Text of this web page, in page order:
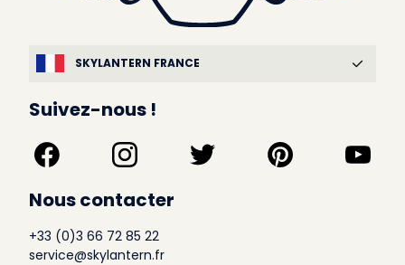
SKYLANTERN FRANCE
Suivez-nous !
Nous contacter
+33 (0)3 66 72 85 22
service@skylantern.fr